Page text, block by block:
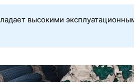
высокими